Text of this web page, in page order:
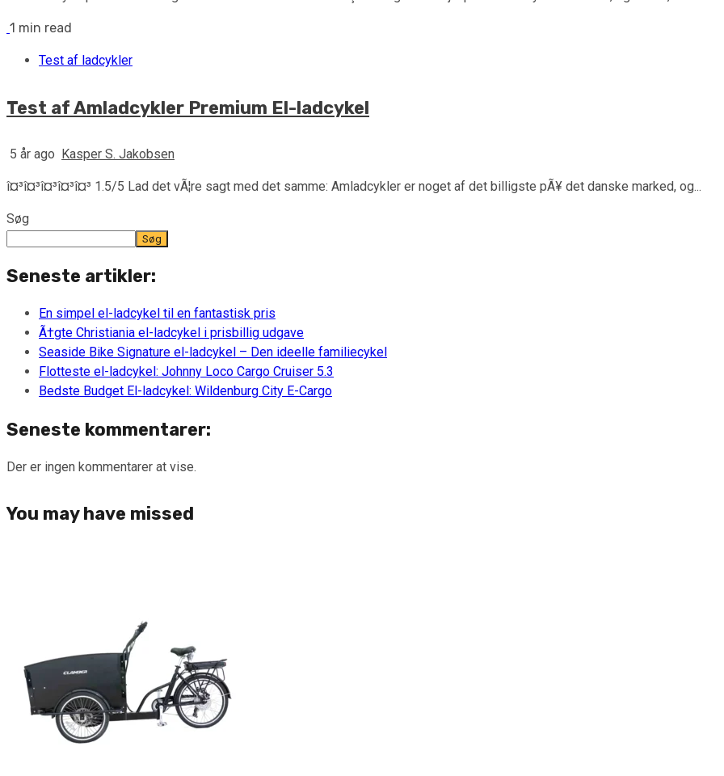
1 min read
Test af ladcykler
Test af Amladcykler Premium El-ladcykel
5 år ago Kasper S. Jakobsen
î¤³î¤³î¤³î¤³î¤³ 1.5/5 Lad det vÃ¦re sagt med det samme: Amladcykler er noget af det billigste pÃ¥ det danske marked, og...
Søg
Søg
Seneste artikler:
En simpel el-ladcykel til en fantastisk pris
Ã†gte Christiania el-ladcykel i prisbillig udgave
Seaside Bike Signature el-ladcykel – Den ideelle familiecykel
Flotteste el-ladcykel: Johnny Loco Cargo Cruiser 5.3
Bedste Budget El-ladcykel: Wildenburg City E-Cargo
Seneste kommentarer:
Der er ingen kommentarer at vise.
You may have missed